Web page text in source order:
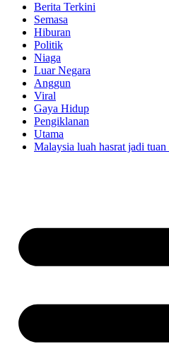
Berita Terkini
Semasa
Hiburan
Politik
Niaga
Luar Negara
Anggun
Viral
Gaya Hidup
Pengiklanan
Utama
Malaysia luah hasrat jadi